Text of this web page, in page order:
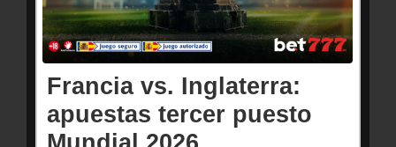
Francia vs. Inglaterra:
apuestas tercer puesto